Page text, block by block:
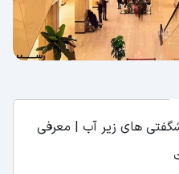
های زیر آب | معرفی